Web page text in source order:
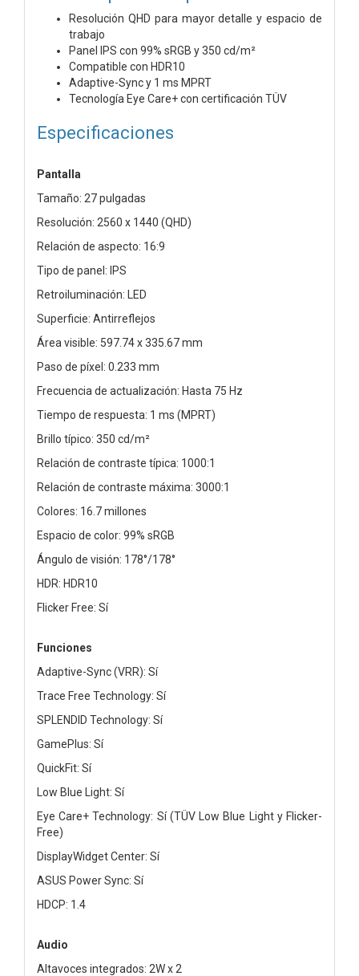
Resolución QHD para mayor detalle y espacio de
trabajo
Panel IPS con 99% sRGB y 350 cd/m²
Compatible con HDR10
Adaptive-Sync y 1 ms MPRT
Tecnología Eye Care+ con certificación TÜV
Especificaciones
Pantalla
Tamaño: 27 pulgadas
Resolución: 2560 x 1440 (QHD)
Relación de aspecto: 16:9
Tipo de panel: IPS
Retroiluminación: LED
Superficie: Antirreflejos
Área visible: 597.74 x 335.67 mm
Paso de píxel: 0.233 mm
Frecuencia de actualización: Hasta 75 Hz
Tiempo de respuesta: 1 ms (MPRT)
Brillo típico: 350 cd/m²
Relación de contraste típica: 1000:1
Relación de contraste máxima: 3000:1
Colores: 16.7 millones
Espacio de color: 99% sRGB
Ángulo de visión: 178°/178°
HDR: HDR10
Flicker Free: Sí
Funciones
Adaptive-Sync (VRR): Sí
Trace Free Technology: Sí
SPLENDID Technology: Sí
GamePlus: Sí
QuickFit: Sí
Low Blue Light: Sí
Eye Care+ Technology: Sí (TÜV Low Blue Light y Flicker-
Free)
DisplayWidget Center: Sí
ASUS Power Sync: Sí
HDCP: 1.4
Audio
Altavoces integrados: 2W x 2